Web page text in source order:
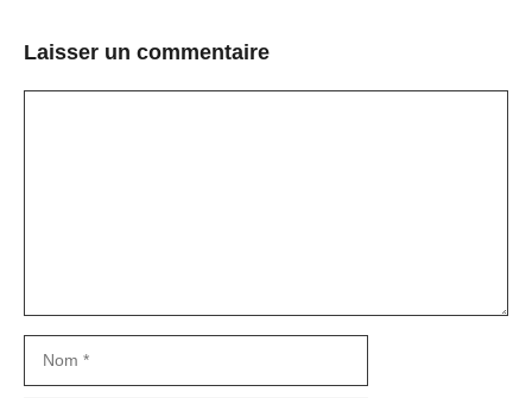
Laisser un commentaire